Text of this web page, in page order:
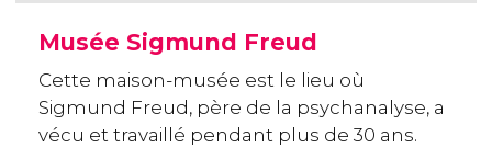
Musée Sigmund Freud
Cette maison-musée est le lieu où
Sigmund Freud, père de la psychanalyse, a
vécu et travaillé pendant plus de 30 ans.